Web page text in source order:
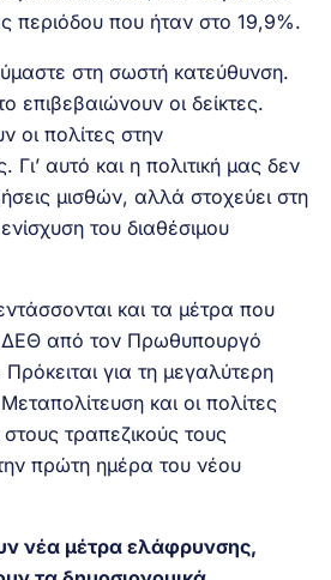
περιόδου που ήταν στο 19,9%.
στη σωστή κατεύθυνση.
επιβεβαιώνουν οι δείκτες.
οι πολίτες στην
Γι’ αυτό και η πολιτική μας δεν
μισθών, αλλά στοχεύει στη
του διαθέσιμου
και τα μέτρα που
ΔΕΘ από τον Πρωθυπουργό
για τη μεγαλύτερη
και οι πολίτες
τραπεζικούς τους
πρώτη ημέρα του νέου
νέα μέτρα ελάφρυνσης,